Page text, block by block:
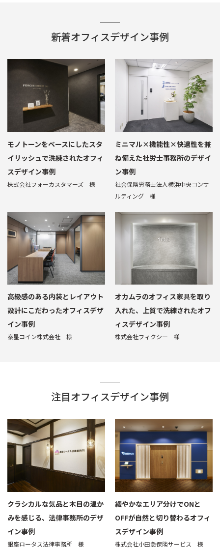
新着オフィスデザイン事例
モノトーンをベースにしたスタ
イリッシュで洗練されたオフィ
スデザイン事例
株式会社フォーカスタマーズ 様
ミニマル×機能性×快適性を兼
ね備えた社労士事務所のデザイ
ン事例
社会保険労務士法人横浜中央コンサ
ルティング 様
高級感のある内装とレイアウト
設計にこだわったオフィスデザ
イン事例
泰星コイン株式会社 様
オカムラのオフィス家具を取り
入れた、上質で洗練されたオフ
ィスデザイン事例
株式会社フィクシー 様
注目オフィスデザイン事例
クラシカルな気品と木目の温か
みを感じる、法律事務所のデザ
イン事例
銀座ロータス法律事務所 様
緩やかなエリア分けでONと
OFFが自然と切り替わるオフィ
スデザイン事例
株式会社小田急保険サービス 様